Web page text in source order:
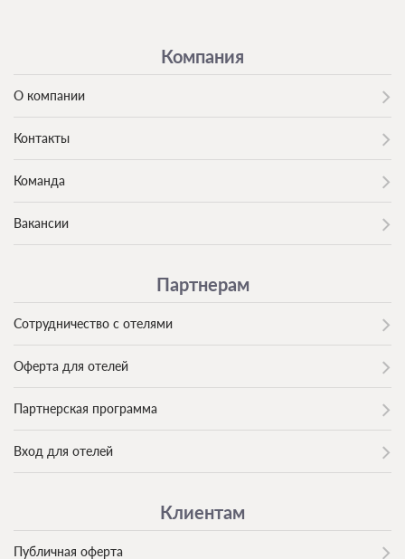
Компания
О компании
Контакты
Команда
Вакансии
Партнерам
Сотрудничество с отелями
Оферта для отелей
Партнерская программа
Вход для отелей
Клиентам
Публичная оферта